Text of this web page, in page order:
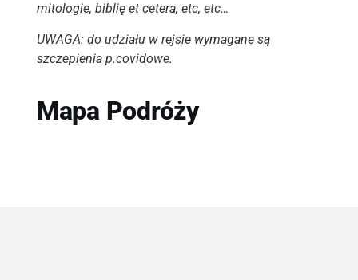
mitologie, biblię et cetera, etc, etc…
UWAGA: do udziału w rejsie wymagane są
szczepienia p.covidowe.
Mapa Podróży